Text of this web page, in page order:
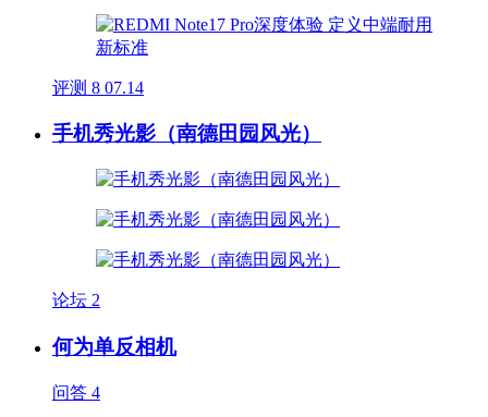
评测 8 07.14
手机秀光影（南德田园风光）
论坛 2
何为单反相机
问答 4